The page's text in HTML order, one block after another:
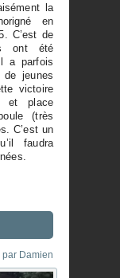
la
en
C’est de
ont été
a parfois
jeunes
victoire
et place
(très
C’est un
faudra
par Damien